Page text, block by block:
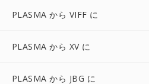
PLASMA から VIFF に
PLASMA から XV に
PLASMA から JBG に